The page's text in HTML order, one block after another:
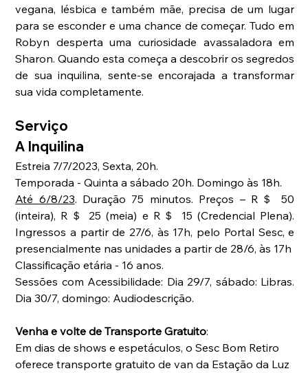
vegana, lésbica e também mãe, precisa de um lugar
para se esconder e uma chance de começar. Tudo em
Robyn desperta uma curiosidade avassaladora em
Sharon. Quando esta começa a descobrir os segredos
de sua inquilina, sente-se encorajada a transformar
sua vida completamente.
Serviço
A Inquilina
Estreia 7/7/2023, Sexta, 20h.
Temporada - Quinta a sábado 20h. Domingo às 18h.
Até 6/8/23. Duração 75 minutos. Preços – R＄ 50
(inteira), R＄ 25 (meia) e R＄ 15 (Credencial Plena).
Ingressos a partir de 27/6, às 17h, pelo Portal Sesc, e
presencialmente nas unidades a partir de 28/6, às 17h
Classificação etária - 16 anos.
Sessões com Acessibilidade: Dia 29/7, sábado: Libras.
Dia 30/7, domingo: Audiodescrição.
Venha e volte de Transporte Gratuito:
Em dias de shows e espetáculos, o Sesc Bom Retiro
oferece transporte gratuito de van da Estação da Luz